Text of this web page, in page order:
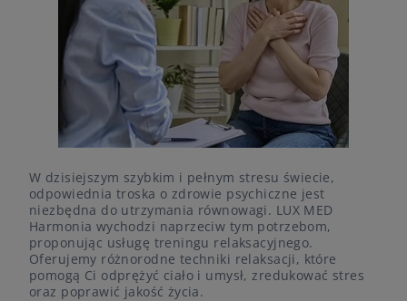
W dzisiejszym szybkim i pełnym stresu świecie,
odpowiednia troska o zdrowie psychiczne jest
niezbędna do utrzymania równowagi. LUX MED
Harmonia wychodzi naprzeciw tym potrzebom,
proponując usługę treningu relaksacyjnego.
Oferujemy różnorodne techniki relaksacji, które
pomogą Ci odprężyć ciało i umysł, zredukować stres
oraz poprawić jakość życia.